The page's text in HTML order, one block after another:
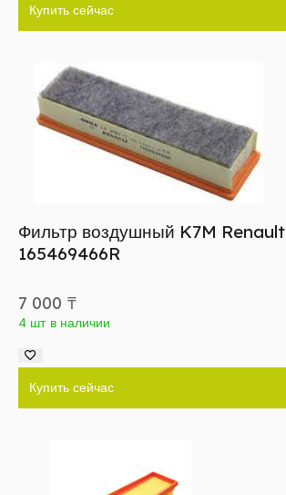
Купить сейчас
Фильтр воздушный K7M Renault
165469466R
7 000 ₸
4 шт в наличии
Купить сейчас